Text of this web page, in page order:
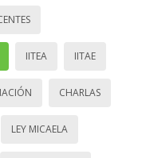
IITEA IITAE
CHARLAS
LEY MICAELA